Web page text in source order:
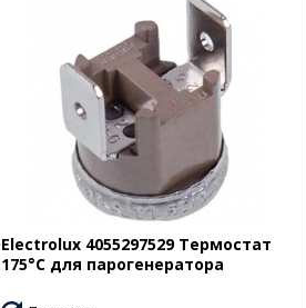
Electrolux 4055297529 Термостат
175°C для парогенератора